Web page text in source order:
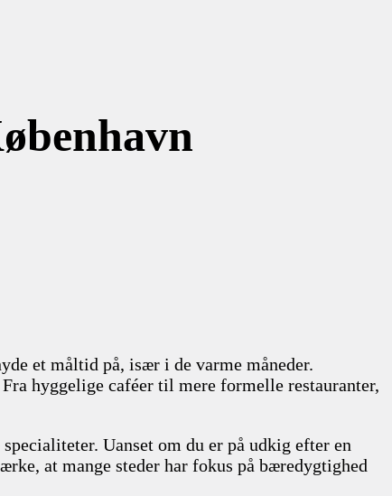
et måltid på, især i de varme måneder.
hyggelige caféer til mere formelle restauranter,
Uanset om du er på udkig efter en
at mange steder har fokus på bæredygtighed